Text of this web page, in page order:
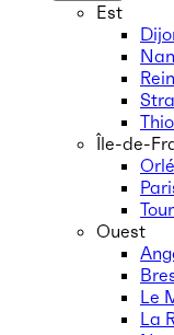
Est
Île-de-
Ouest
Le
La